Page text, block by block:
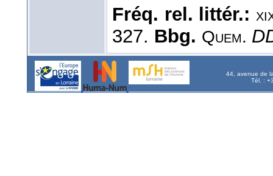
Fréq. rel. littér.:
327. Bbg. Quem.
44, avenue de
Tél. :